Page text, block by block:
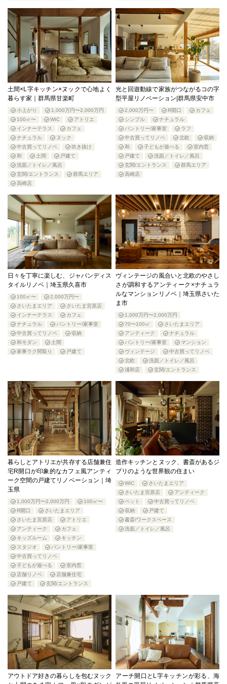
土間×L字キッチン×ヌックで心地よく
暮らす家｜群馬県甘楽町
小上がり
1,000万円〜2,000万円
100㎡〜
WIC
アトリエ
インナーテラス
カフェ
ナチュラル
ヌック
中古買ってリノベ
吹き抜け
和
土間
戸建て
洗面／トイレ／風呂
玄関/エントランス
群馬エリア
高崎店
光と回遊動線で家族がつながるコの字
型平屋リノベーション|群馬県安中市
2,000万円〜 R開口
カフェ
シンプル
ナチュラル
パントリー/家事室
ラフ
中古買ってリノベ
北欧
収納
和
子どもが遊べる
室内窓
戸建て
洗面／トイレ／風呂
玄関/エントランス
群馬エリア
高崎店
日々を丁寧に楽しむ、ジャパンディス
タイルリノベ｜埼玉県久喜市
100㎡〜
2,000万円〜
さいたまエリア
さいたま宮原店
インナーテラス
カフェ
ナチュラル
パントリー/家事室
中古買ってリノベ
収納
和モダン
土間
家事ラク間取り
戸建て
ヴィンテージの風合いと北欧のやさし
さが調和するアンティーク×ナチュラ
ルなマンションリノベ｜埼玉県さいた
ま市
1,000万円〜2,000万円
70〜100㎡
さいたまエリア
アンティーク
ナチュラル
パントリー/家事室
マンション
ヴィンテージ
中古買ってリノベ
北欧
洗面／トイレ／風呂
浦和店
玄関/エントランス
暮らしとアトリエが共存する店舗兼住
宅R開口が印象的なカフェ風アンティ
ーク空間の戸建てリノベーション｜埼
玉県
1,000万円〜2,000万円
100㎡〜
R開口
さいたまエリア
さいたま宮原店
アトリエ
アンティーク
カフェ
キッズルーム
キッチン
スタジオ
パントリー/家事室
中古買ってリノベ
子どもが遊べる
室内窓
店舗リノベ
店舗兼住宅
戸建て
玄関/エントランス
造作キッチンとヌック、書斎があるジ
ブリのような世界観の住まい
WIC
さいたまエリア
さいたま宮原店
アンティーク
ペット
中古買ってリノベ
収納
戸建て
書斎/ワークスペース
洗面／トイレ／風呂
アウトドア好きの暮らしを包むヌック
アーチ開口とL字キッチンが彩る、海